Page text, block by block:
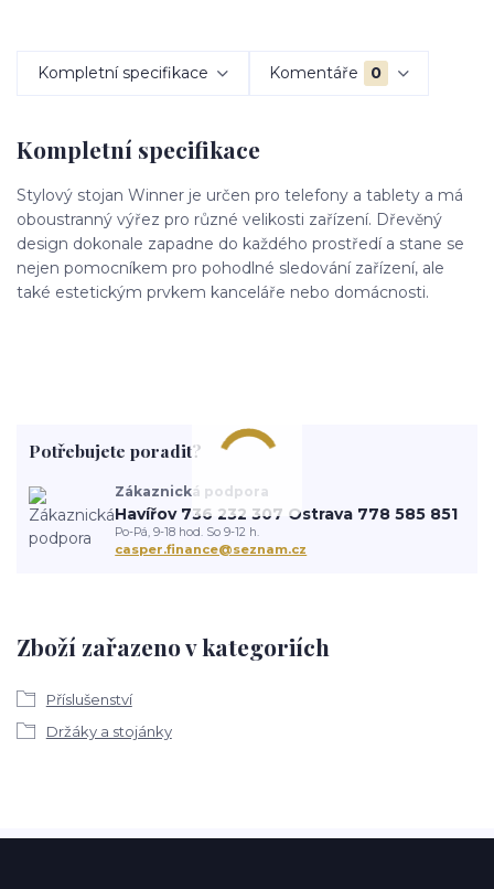
Kompletní specifikace Komentáře 0
Kompletní specifikace
Stylový stojan Winner je určen pro telefony a tablety a má
oboustranný výřez pro různé velikosti zařízení. Dřevěný
design dokonale zapadne do každého prostředí a stane se
nejen pomocníkem pro pohodlné sledování zařízení, ale
také estetickým prvkem kanceláře nebo domácnosti.
Zboží zařazeno v kategoriích
Příslušenství
Držáky a stojánky
Potřebujete poradit?
Zákaznická podpora
Havířov 736 232 307 Ostrava 778 585 851
Po-Pá, 9-18 hod. So 9-12 h.
casper.finance@seznam.cz